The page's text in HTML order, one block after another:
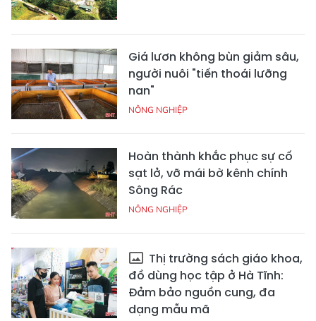
Giá lươn không bùn giảm sâu,
người nuôi "tiến thoái lưỡng
nan"
NÔNG NGHIỆP
Hoàn thành khắc phục sự cố
sạt lở, vỡ mái bờ kênh chính
Sông Rác
NÔNG NGHIỆP
Thị trường sách giáo khoa,
đồ dùng học tập ở Hà Tĩnh:
Đảm bảo nguồn cung, đa
dạng mẫu mã